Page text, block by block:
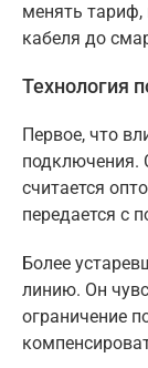
менять
кабеля до
Технология
Первое, что
считается
передается с
Более
линию. Он
ограничение